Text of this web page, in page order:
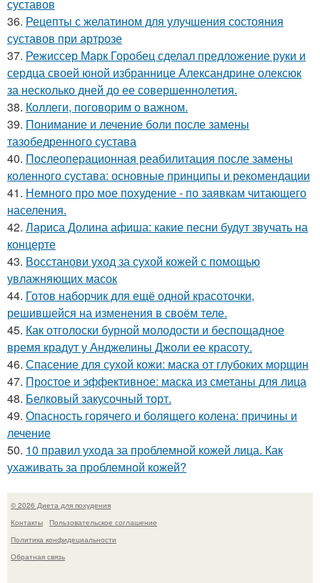
суставов
36. Рецепты с желатином для улучшения состояния
суставов при артрозе
37. Режиссер Марк Горобец сделал предложение руки и
сердца своей юной избраннице Александрине олексюк
за несколько дней до ее совершеннолетия.
38. Коллеги, поговорим о важном.
39. Понимание и лечение боли после замены
тазобедренного сустава
40. Послеоперационная реабилитация после замены
коленного сустава: основные принципы и рекомендации
41. Немного про мое похудение - по заявкам читающего
населения.
42. Лариса Долина афиша: какие песни будут звучать на
концерте
43. Восстанови уход за сухой кожей с помощью
увлажняющих масок
44. Готов наборчик для ещё одной красоточки,
решившейся на изменения в своём теле.
45. Как отголоски бурной молодости и беспощадное
время крадут у Анджелины Джоли ее красоту.
46. Спасение для сухой кожи: маска от глубоких морщин
47. Простое и эффективное: маска из сметаны для лица
48. Белковый закусочный торт.
49. Опасность горячего и болящего колена: причины и
лечение
50. 10 правил ухода за проблемной кожей лица. Как
ухаживать за проблемной кожей?
© 2026 Диета для похудения
Контакты
Пользовательское соглашение
Политика конфидециальности
Обратная связь